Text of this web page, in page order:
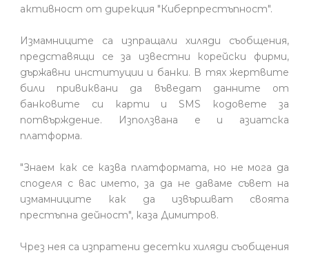
активност от дирекция "Киберпрестъпност".
Измамниците са изпращали хиляди съобщения,
представящи се за известни корейски фирми,
държавни институции и банки. В тях жертвите
били привиквани да въведат данните от
банковите си карти и SMS кодовете за
потвърждение. Използвана е и азиатска
платформа.
"Знаем как се казва платформата, но не мога да
споделя с вас името, за да не даваме съвет на
измамниците как да извършват своята
престъпна дейност", каза Димитров.
Чрез нея са изпратени десетки хиляди съобщения